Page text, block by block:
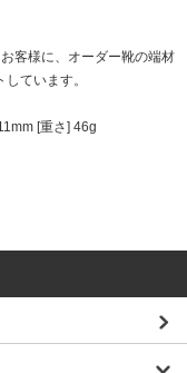
客様に、オーダー靴の端材
ています。
[重さ] 46g